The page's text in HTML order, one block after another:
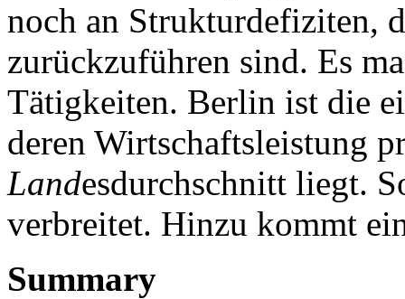
noch an Strukturdefiziten,
zurückzuführen sind. Es
Tätigkeiten. Berlin ist die
deren Wirtschaftsleistung
Landesdurchschnitt liegt.
verbreitet. Hinzu kommt
Summary